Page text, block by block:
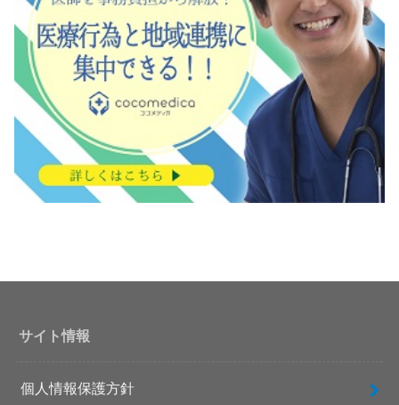
サイト情報
個人情報保護方針